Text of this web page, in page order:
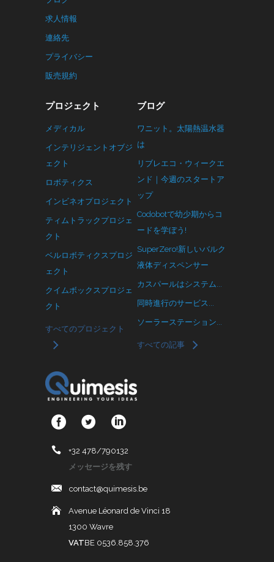
求人情報
連絡先
プライバシー
販売規約
プロジェクト
メディカル
インテリジェントオブジ
ェクト
ロボティクス
インビネオプロジェクト
ティムトラックプロジェ
クト
ベルロボティクスプロジ
ェクト
クイムボックスプロジェ
クト
すべてのプロジェクト
ブログ
ワニット。太陽熱温水器
は
リブレエコ・ウィークエ
ンド｜今週のスタートア
ップ
Codobotで幼少期からコ
ードを学ぼう!
SuperZero!新しいバルク
液体ディスペンサー
カスパールはシステム...
同時進行のサービス...
ソーラーステーション...
すべての記事
+32 478/790132
メッセージを残す
contact@quimesis.be
Avenue Léonard de Vinci 18
1300 Wavre
VATBE 0536.858.376